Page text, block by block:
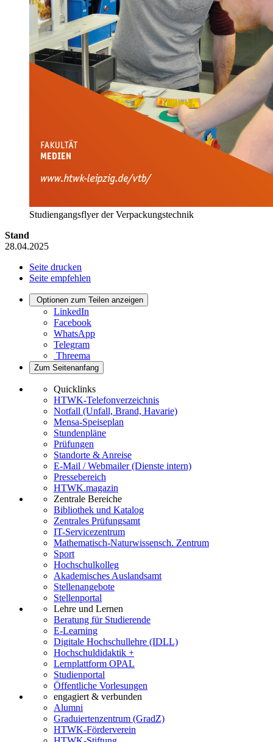
Studiengangsflyer der Verpackungstechnik
Stand
28.04.2025
Seite drucken
Seite empfehlen
Optionen zum Teilen anzeigen
LinkedIn
Facebook
WhatsApp
Telegram
Threema
Zum Seitenanfang
Quicklinks
HTWK-Telefonverzeichnis
Notfall (Unfall, Brand, Havarie)
Mensa-Speiseplan
Stundenpläne
Prüfungen
Standorte & Anreise
E-Mail / Webmailer (Dienste intern)
Pressebereich
HTWK.magazin
Zentrale Bereiche
Bibliothek und Katalog
Zentrales Prüfungsamt
IT-Servicezentrum
Mathematisch-Naturwissensch. Zentrum
Sport
Hochschulkolleg
Akademisches Auslandsamt
Stellenangebote
Stellenportal
Lehre und Lernen
Beratung für Studierende
E-Learning
Digitale Hochschullehre (IDLL)
Hochschuldidaktik +
Lernplattform OPAL
Studienportal
Öffentliche Vorlesungen
engagiert & verbunden
Alumni
Graduiertenzentrum (GradZ)
HTWK-Förderverein